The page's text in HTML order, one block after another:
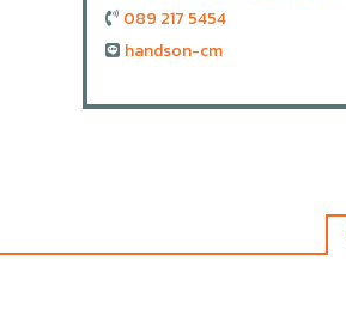
089 217 5454
handson-cm